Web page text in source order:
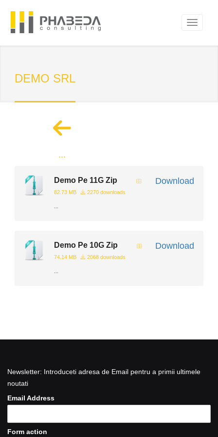
DEMO SRL
...
Download
Demo Pe 11G Zip
82.73 MB 2270 downloads
...
Download
Demo Pe 10G Zip
74.14 MB 2068 downloads
...
Newsletter: Introduceti adresa de Email pentru a primii ultimele
noutati
Email Address
Form action